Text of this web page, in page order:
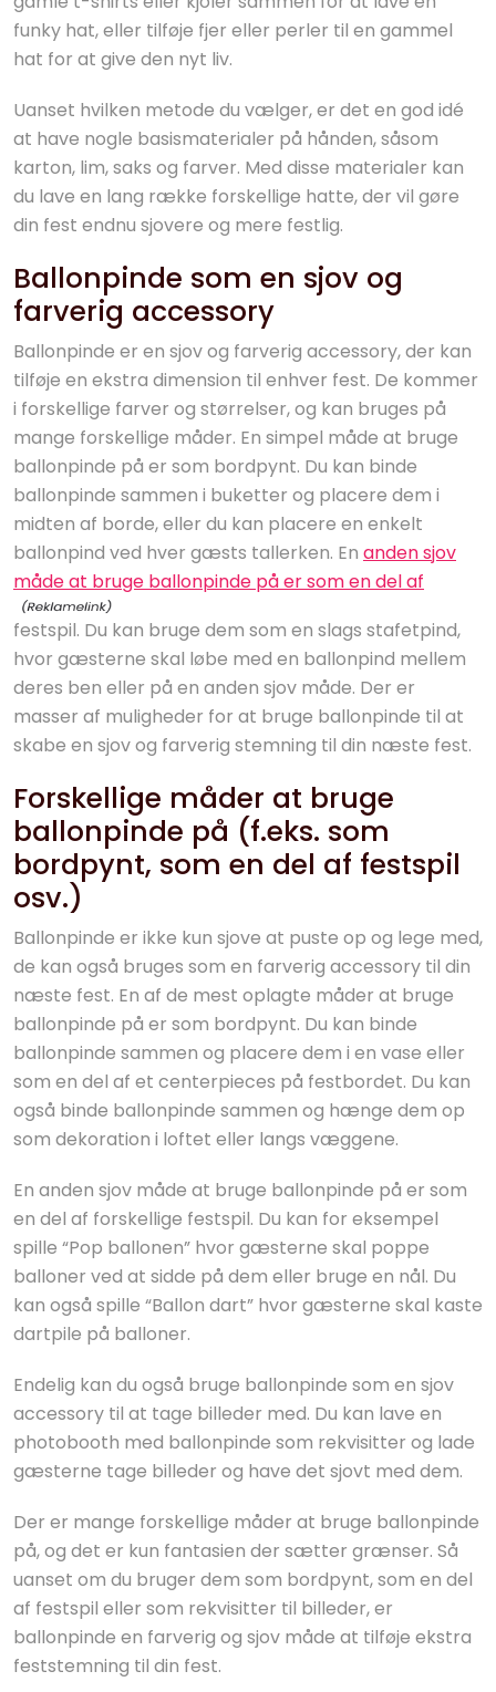
funky hat, eller tilføje fjer eller perler til en gammel
hat for at give den nyt liv.
Uanset hvilken metode du vælger, er det en god idé
at have nogle basismaterialer på hånden, såsom
karton, lim, saks og farver. Med disse materialer kan
du lave en lang række forskellige hatte, der vil gøre
din fest endnu sjovere og mere festlig.
Ballonpinde som en sjov og
farverig accessory
Ballonpinde er en sjov og farverig accessory, der kan
tilføje en ekstra dimension til enhver fest. De kommer
i forskellige farver og størrelser, og kan bruges på
mange forskellige måder. En simpel måde at bruge
ballonpinde på er som bordpynt. Du kan binde
ballonpinde sammen i buketter og placere dem i
midten af borde, eller du kan placere en enkelt
ballonpind ved hver gæsts tallerken. En anden sjov
måde at bruge ballonpinde på er som en del af
festspil. Du kan bruge dem som en slags stafetpind,
hvor gæsterne skal løbe med en ballonpind mellem
deres ben eller på en anden sjov måde. Der er
masser af muligheder for at bruge ballonpinde til at
skabe en sjov og farverig stemning til din næste fest.
Forskellige måder at bruge
ballonpinde på (f.eks. som
bordpynt, som en del af festspil
osv.)
Ballonpinde er ikke kun sjove at puste op og lege med,
de kan også bruges som en farverig accessory til din
næste fest. En af de mest oplagte måder at bruge
ballonpinde på er som bordpynt. Du kan binde
ballonpinde sammen og placere dem i en vase eller
som en del af et centerpieces på festbordet. Du kan
også binde ballonpinde sammen og hænge dem op
som dekoration i loftet eller langs væggene.
En anden sjov måde at bruge ballonpinde på er som
en del af forskellige festspil. Du kan for eksempel
spille “Pop ballonen” hvor gæsterne skal poppe
balloner ved at sidde på dem eller bruge en nål. Du
kan også spille “Ballon dart” hvor gæsterne skal kaste
dartpile på balloner.
Endelig kan du også bruge ballonpinde som en sjov
accessory til at tage billeder med. Du kan lave en
photobooth med ballonpinde som rekvisitter og lade
gæsterne tage billeder og have det sjovt med dem.
Der er mange forskellige måder at bruge ballonpinde
på, og det er kun fantasien der sætter grænser. Så
uanset om du bruger dem som bordpynt, som en del
af festspil eller som rekvisitter til billeder, er
ballonpinde en farverig og sjov måde at tilføje ekstra
feststemning til din fest.